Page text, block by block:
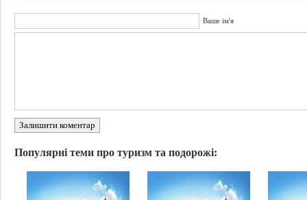
Ваше ім'я
Залишити коментар
Популярні теми про туризм та подорожі: